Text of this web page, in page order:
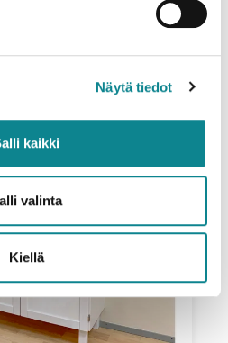
Näytä tiedot
kaikki
valinta
Kiellä